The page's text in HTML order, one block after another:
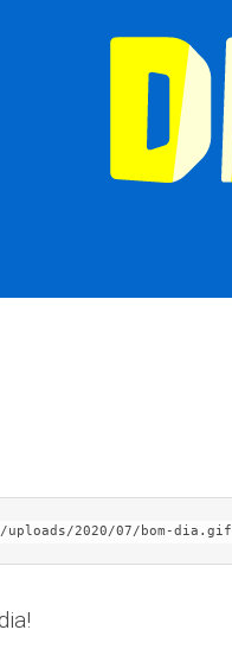
2020/07/bom-dia.gif